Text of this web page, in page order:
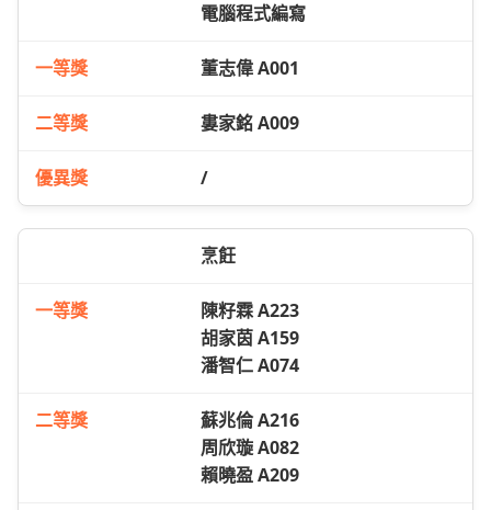
電腦程式編寫
董志偉 A001
婁家銘 A009
/
烹飪
陳籽霖 A223
胡家茵 A159
潘智仁 A074
蘇兆倫 A216
周欣璇 A082
賴曉盈 A209